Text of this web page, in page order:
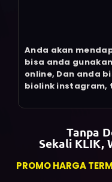
Anda akan
bisa anda
online, Dan anda
biolink
Tanpa
Sekali KLIK,
PROMO HARGA